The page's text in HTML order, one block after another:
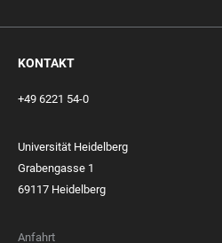
KONTAKT
+49 6221 54-0
Universität Heidelberg
Grabengasse 1
69117 Heidelberg
Anfahrt